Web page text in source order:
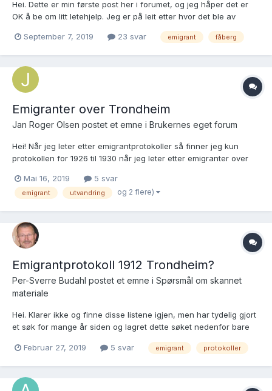
Hei. Dette er min første post her i forumet, og jeg håper det er
OK å be om litt letehjelp. Jeg er på leit etter hvor det ble av
https://www.digitalarkivet.no/kb20070603890112 Lang historie
September 7, 2019 23 svar emigrant fåberg
Emigranter over Trondheim
Jan Roger Olsen postet et emne i Brukernes eget forum
Hei! Når jeg leter etter emigrantprotokoller så finner jeg kun
protokollen for 1926 til 1930 når jeg leter etter emigranter over
finner protokollene som viser tidligere emigranter? Det er godt
mulig at jeg gjør noe totalt feil her....
Mai 16, 2019 5 svar
emigrant utvandring og 2 flere)
Emigrantprotokoll 1912 Trondheim?
Per-Sverre Budahl postet et emne i Spørsmål om skannet
materiale
Hei. Klarer ikke og finne disse listene igjen, men har tydelig gjort
et søk for mange år siden og lagret dette søket nedenfor bare
fornavn=amanda+otilie&etternavn=&kjonn=&bosted=&fodestad=
Februar 27, 2019 5 svar emigrant protokoller